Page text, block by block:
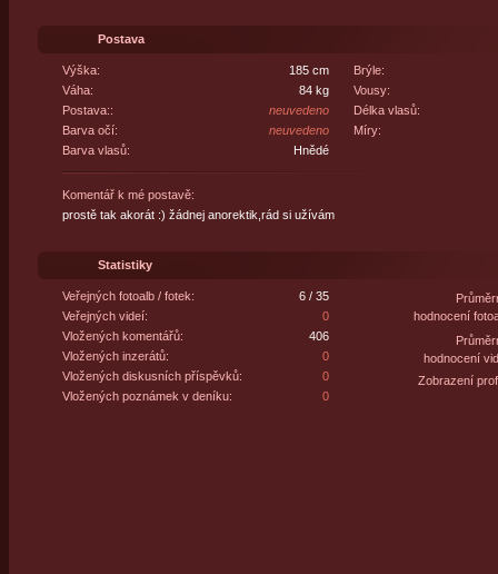
Postava
Výška:
185 cm
Váha:
84 kg
Postava::
neuvedeno
Barva očí:
neuvedeno
Barva vlasů:
Hnědé
Brýle:
Vousy:
Délka vlasů:
Míry:
Komentář k mé postavě:
prostě tak akorát :) žádnej anorektik,rád si užívám
Statistiky
Veřejných fotoalb / fotek:
6 / 35
Veřejných videí:
0
Vložených komentářů:
406
Vložených inzerátů:
0
Vložených diskusních příspěvků:
0
Vložených poznámek v deníku:
0
hodnocení
hodnocení
Zobrazení